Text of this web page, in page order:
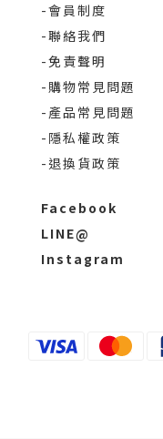
-會員制度
-聯絡我們
-免責聲明
-購物常見問題
-產品常見問題
-隱私權政策
-退換貨政策
Facebook
LINE@
Instagram